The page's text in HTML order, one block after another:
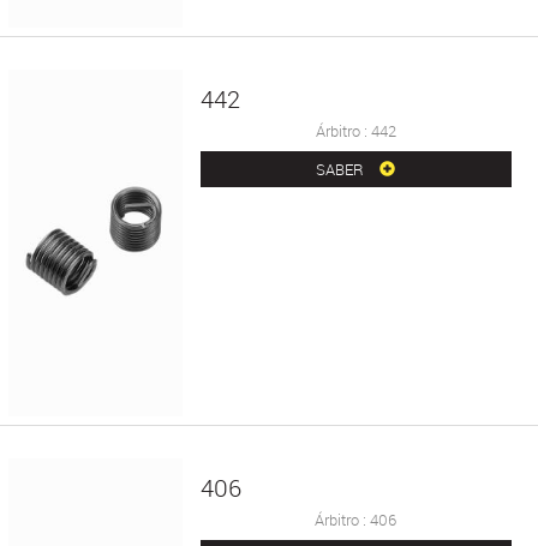
442
Árbitro : 442
SABER
406
Árbitro : 406